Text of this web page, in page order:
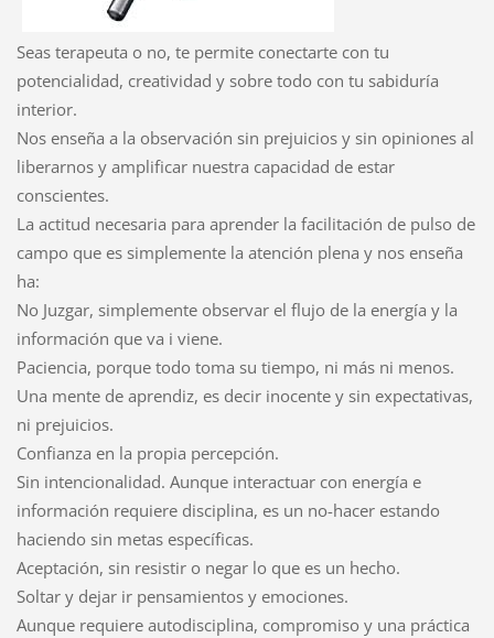
Seas terapeuta o no, te permite conectarte con tu
potencialidad, creatividad y sobre todo con tu sabiduría
interior.
Nos enseña a la observación sin prejuicios y sin opiniones al
liberarnos y amplificar nuestra capacidad de estar
conscientes.
La actitud necesaria para aprender la facilitación de pulso de
campo que es simplemente la atención plena y nos enseña
ha:
No Juzgar, simplemente observar el flujo de la energía y la
información que va i viene.
Paciencia, porque todo toma su tiempo, ni más ni menos.
Una mente de aprendiz, es decir inocente y sin expectativas,
ni prejuicios.
Confianza en la propia percepción.
Sin intencionalidad. Aunque interactuar con energía e
información requiere disciplina, es un no-hacer estando
haciendo sin metas específicas.
Aceptación, sin resistir o negar lo que es un hecho.
Soltar y dejar ir pensamientos y emociones.
Aunque requiere autodisciplina, compromiso y una práctica